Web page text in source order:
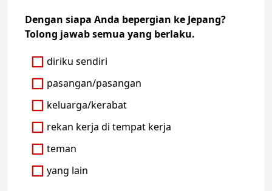
Dengan siapa Anda bepergian ke Jepang?
Tolong jawab semua yang berlaku.
diriku sendiri
pasangan/pasangan
keluarga/kerabat
rekan kerja di tempat kerja
teman
yang lain